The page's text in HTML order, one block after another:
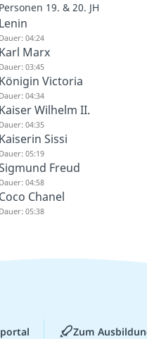
Personen 19. & 20. JH
Lenin
Dauer: 04:24
Karl Marx
Dauer: 03:45
Königin Victoria
Dauer: 04:34
Kaiser Wilhelm II.
Dauer: 04:35
Kaiserin Sissi
Dauer: 05:19
Freud
Dauer: 04:58
Coco Chanel
Dauer: 05:38
Zum